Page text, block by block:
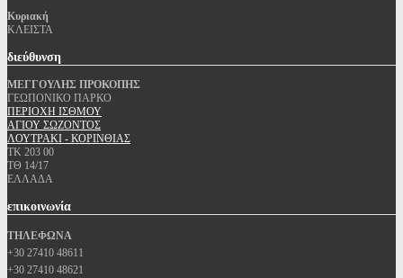
Κυριακή
ΚΛΕΙΣΤΑ
διεύθυνση
ΜΕΓΓΟΥΛΗΣ ΠΡΟΚΟΠΗΣ
ΓΕΩΠΟΝΙΚΟ ΠΑΡΚΟ
ΠΕΡΙΟΧΗ ΙΣΘΜΟΥ
ΑΓΙΟΥ ΣΩΖΟΝΤΟΣ
ΛΟΥΤΡΑΚΙ - ΚΟΡΙΝΘΙΑΣ
ΤΚ 203 00
ΤΘ 14/17
ΕΛΛΑΔΑ
επικοινωνία
ΤΗΛΕΦΩΝΑ
+30 27410 48611
+30 27410 48621